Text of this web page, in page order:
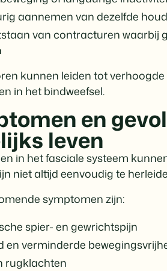
aannemen van dezelfde
van contracturen waarbij
kunnen leiden tot
in het bindweefsel.
en
leven
in het fasciale systeem
niet altijd eenvoudig te
symptomen zijn:
spier- en gewrichtspijn
en verminderde
rugklachten